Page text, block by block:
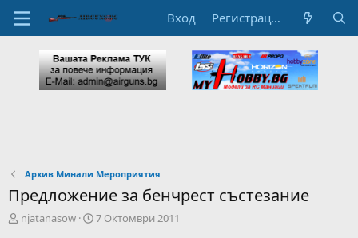
Вход Регистрация
Архив Минали Мероприятия
Предложение за бенчрест състезание
А
njatanasow
Н
7 Октомври 2011